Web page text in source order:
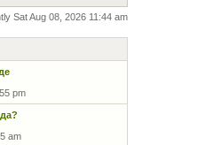
Sat Aug 08, 2026 11:44 am
pm
am